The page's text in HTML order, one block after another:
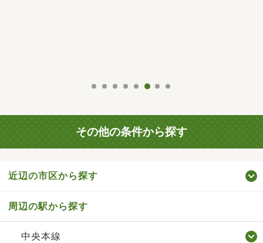
その他の条件から探す
近辺の市区から探す
周辺の駅から探す
中央本線